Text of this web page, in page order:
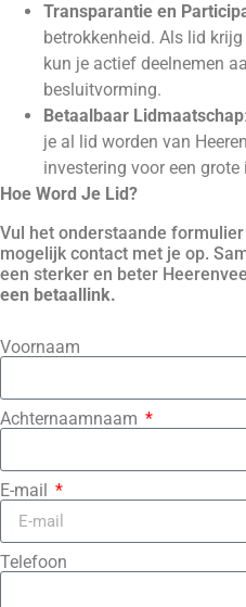
Transparantie en
betrokkenheid. Als lid
kun je actief deelnemen
besluitvorming.
Betaalbaar Lidmaatschap
je al lid worden van
investering voor een grote
Hoe Word Je Lid?
Vul het onderstaande
mogelijk contact met je op.
een sterker en beter
een betaallink.
Voornaam
Achternaamnaam
E-mail
Telefoon